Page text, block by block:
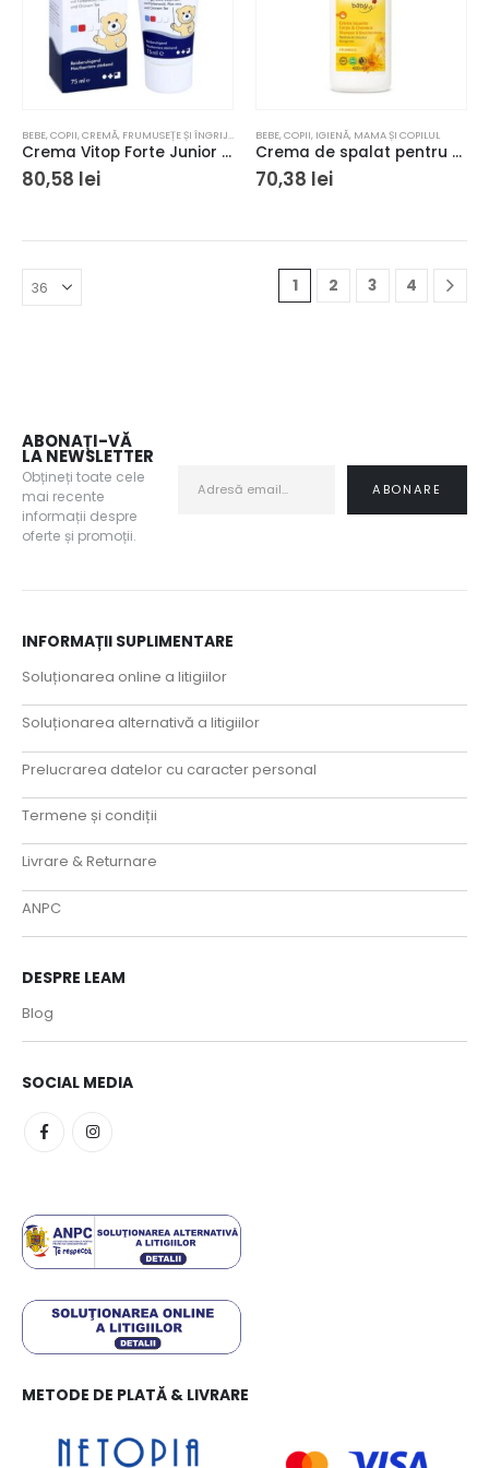
BEBE,COPII,CREMĂ, FRUMUSEȚE ȘI ÎNGRIJIRE MAMA ȘI COPILUL
Crema Vitop Forte Junior impotriva iritatiilor pielii 75ml
80,58 lei
BEBE,COPII, IGIENĂ, MAMA ȘI COPILUL
Crema de spalat pentru corp si par Weleda 400 ml
70,38 lei
1 2 3 4
ABONAȚI-VĂ
LA NEWSLETTER
Obțineți toate cele
mai recente
informații despre
oferte și promoții.
INFORMAȚII SUPLIMENTARE
Soluționarea online a litigiilor
Soluționarea alternativă a litigiilor
Prelucrarea datelor cu caracter personal
Termene și condiții
Livrare & Returnare
ANPC
DESPRE LEAM
Blog
SOCIAL MEDIA
METODE DE PLATĂ & LIVRARE